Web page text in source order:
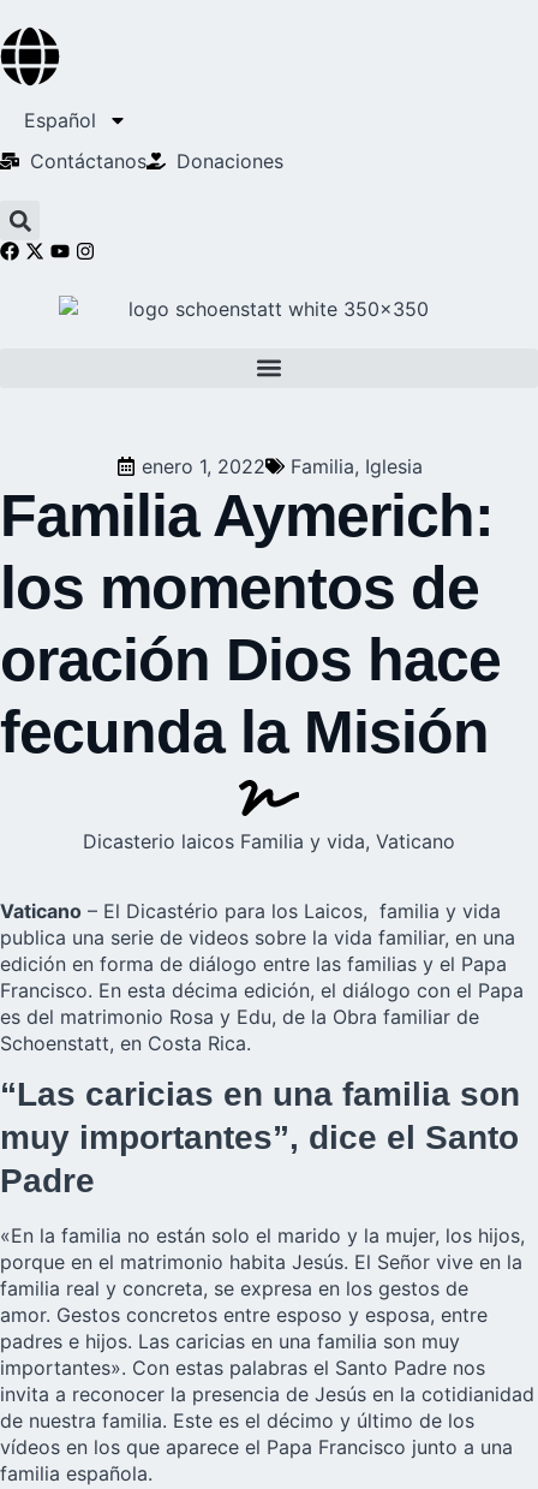
Español
Contáctanos
Donaciones
enero 1, 2022 Familia, Iglesia
Familia Aymerich:
los momentos de
oración Dios hace
fecunda la Misión
Dicasterio laicos Familia y vida, Vaticano
Vaticano – El Dicastério para los Laicos, familia y vida
publica una serie de videos sobre la vida familiar, en una
edición en forma de diálogo entre las familias y el Papa
Francisco. En esta décima edición, el diálogo con el Papa
es del matrimonio Rosa y Edu, de la Obra familiar de
Schoenstatt, en Costa Rica.
“Las caricias en una familia son
muy importantes”, dice el Santo
Padre
«En la familia no están solo el marido y la mujer, los hijos,
porque en el matrimonio habita Jesús. El Señor vive en la
familia real y concreta, se expresa en los gestos de
amor. Gestos concretos entre esposo y esposa, entre
padres e hijos. Las caricias en una familia son muy
importantes». Con estas palabras el Santo Padre nos
invita a reconocer la presencia de Jesús en la cotidianidad
de nuestra familia. Este es el décimo y último de los
vídeos en los que aparece el Papa Francisco junto a una
familia española.